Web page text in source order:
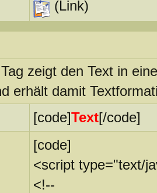
(Link)
zeigt den Text in
erhält damit
[code]Text[/code]
[code]
<script type="text/
<!--